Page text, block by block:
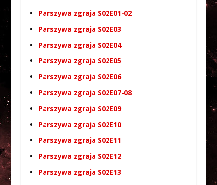
Parszywa zgraja S02E01-02
Parszywa zgraja S02E03
Parszywa zgraja S02E04
Parszywa zgraja S02E05
Parszywa zgraja S02E06
Parszywa zgraja S02E07-08
Parszywa zgraja S02E09
Parszywa zgraja S02E10
Parszywa zgraja S02E11
Parszywa zgraja S02E12
Parszywa zgraja S02E13